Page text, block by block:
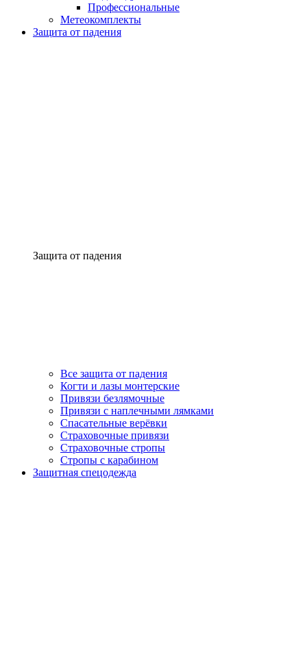
Профессиональные
Метеокомплекты
Защита от падения
Защита от падения
Все защита от падения
Когти и лазы монтерские
Привязи безлямочные
Привязи с наплечными лямками
Спасательные верёвки
Страховочные привязи
Страховочные стропы
Стропы с карабином
Защитная спецодежда